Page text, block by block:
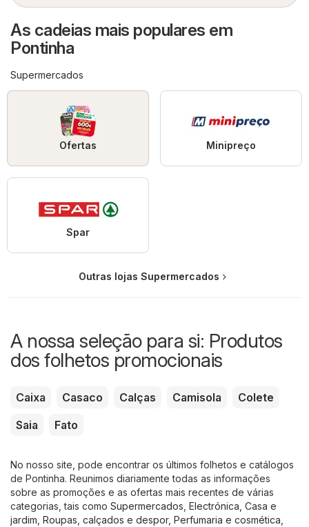
As cadeias mais populares em
Pontinha
Supermercados
Ofertas Minipreço
Spar
Outras lojas Supermercados
A nossa seleção para si: Produtos
dos folhetos promocionais
Caixa Casaco Calças Camisola
Colete
Saia
Fato
No nosso site, pode encontrar os últimos folhetos e catálogos
de Pontinha. Reunimos diariamente todas as informações
sobre as promoções e as ofertas mais recentes de várias
categorias, tais como Supermercados Electrónica Casa e
jardim Roupas, calçados e despor, Perfumaria e cosmética